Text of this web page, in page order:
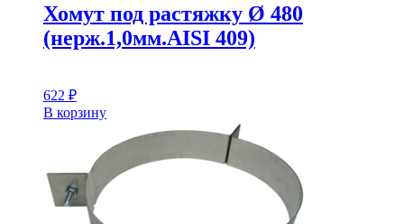
Хомут под растяжку Ø 480
(нерж.1,0мм.AISI 409)
622 ₽
В корзину